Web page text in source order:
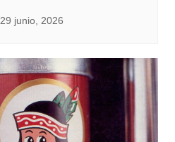
29 junio, 2026